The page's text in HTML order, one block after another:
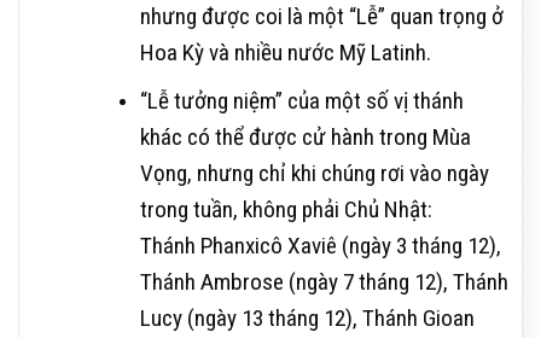
nhưng được coi là một “Lễ” quan trọng ở
Hoa Kỳ và nhiều nước Mỹ Latinh.
“Lễ tưởng niệm” của một số vị thánh
khác có thể được cử hành trong Mùa
Vọng, nhưng chỉ khi chúng rơi vào ngày
trong tuần, không phải Chủ Nhật:
Thánh Phanxicô Xaviê (ngày 3 tháng 12),
Thánh Ambrose (ngày 7 tháng 12), Thánh
Lucy (ngày 13 tháng 12), Thánh Gioan